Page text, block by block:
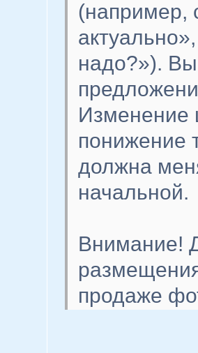
(например,
надо?»).
Изменение
понижение
должна
начальной.
Внимание!
продаже